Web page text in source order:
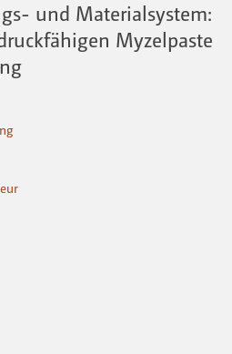
und Materialsystem:
Myzelpaste